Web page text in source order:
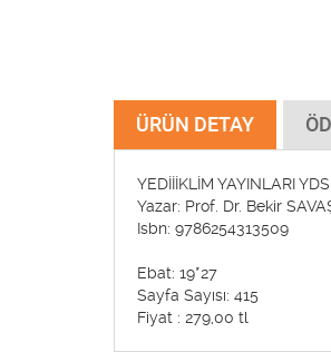
ÜRÜN DETAY
YEDİİİKLİM YAYINLARI
Yazar: Prof. Dr. Bekir
Isbn: 9786254313509
Ebat: 19*27
Sayfa Sayısı: 415
Fiyat : 279,00 tl